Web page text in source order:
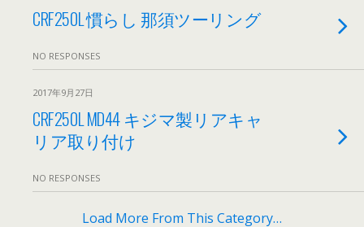
CRF250L 慣らし 那須ツーリング
NO RESPONSES
2017年9月27日
CRF250L MD44 キジマ製リアキャ
リア取り付け
NO RESPONSES
Load More From This Category…